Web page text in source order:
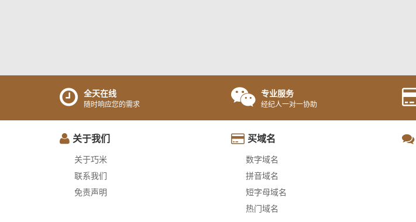
全天在线
随时响应您的需求
专业服务
经纪人一对一协助
关于我们
关于巧米
联系我们
免责声明
买域名
数字域名
拼音域名
短字母域名
热门域名